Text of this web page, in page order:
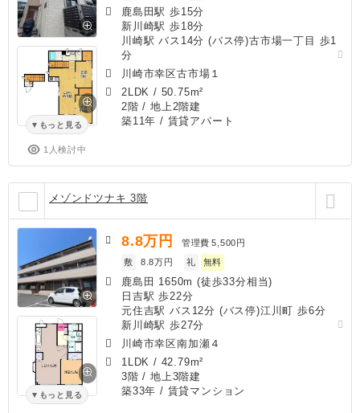
もっと見る
1人検討中
鹿島田駅 歩15分
新川崎駅 歩18分
川崎駅 バス14分 (バス停)古市場一丁目 歩1
分
川崎市幸区古市場１
2LDK / 50.75m²
2階 / 地上2階建
築11年 / 賃貸アパート
メゾンドツナキ 3階
もっと見る
8.8万円 管理費 5,500円
敷
8.8万円 礼 無料
鹿島田 1650m (徒歩33分相当)
日吉駅 歩22分
元住吉駅 バス12分 (バス停)江川町 歩6分
新川崎駅 歩27分
川崎市幸区南加瀬４
1LDK / 42.79m²
3階 / 地上3階建
築33年 / 賃貸マンション